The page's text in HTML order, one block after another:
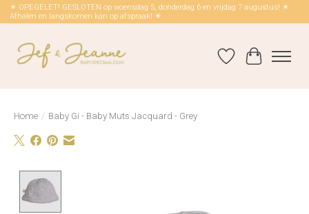
☀ OPEGELET! GESLOTEN op woensdag 5, donderdag 6 en vrijdag 7 augustus! ☀
Afhalen en langskomen kan op afspraak! ☀
Verlanglijst
Home / Baby Gi - Baby Muts Jacquard - Grey